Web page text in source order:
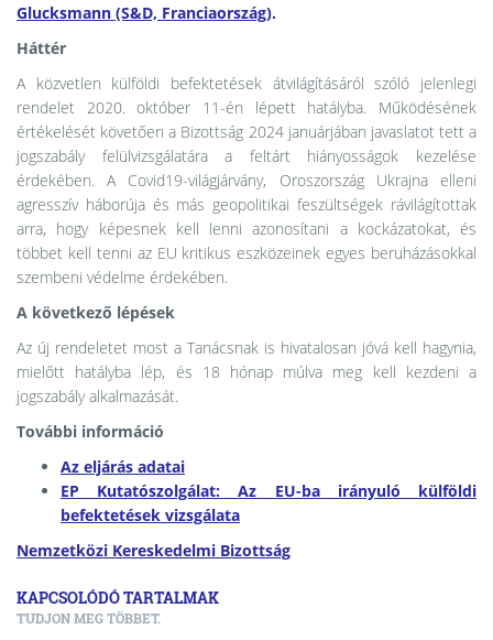
Glucksmann (S&D, Franciaország).
Háttér
A közvetlen külföldi befektetések átvilágításáról szóló jelenlegi
rendelet 2020. október 11-én lépett hatályba. Működésének
értékelését követően a Bizottság 2024 januárjában javaslatot tett a
jogszabály felülvizsgálatára a feltárt hiányosságok kezelése
érdekében. A Covid19-világjárvány, Oroszország Ukrajna elleni
agresszív háborúja és más geopolitikai feszültségek rávilágítottak
arra, hogy képesnek kell lenni azonosítani a kockázatokat, és
többet kell tenni az EU kritikus eszközeinek egyes beruházásokkal
szembeni védelme érdekében.
A következő lépések
Az új rendeletet most a Tanácsnak is hivatalosan jóvá kell hagynia,
mielőtt hatályba lép, és 18 hónap múlva meg kell kezdeni a
jogszabály alkalmazását.
További információ
Az eljárás adatai
EP Kutatószolgálat: Az EU-ba irányuló külföldi
befektetések vizsgálata
Nemzetközi Kereskedelmi Bizottság
KAPCSOLÓDÓ TARTALMAK
TUDJON MEG TÖBBET.